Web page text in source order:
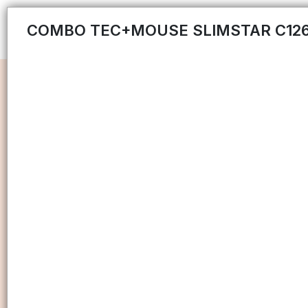
COMBO TEC+MOUSE SLIMSTAR